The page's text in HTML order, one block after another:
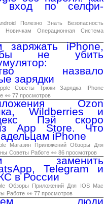
вход по селфи-
Полезно Знать
Безопасность
Новичкам Операционная
Система
заряжать iPhone,
не убить
назвало
зарядки
Советы Трюки Зарядка
IPhone
👀 77 просмотров
Ozon
Wildberries и
Пэй скоро
App Store. Что
iPhone
Магазин Приложений Обзоры
Для
Советы Работе 👀 86 просмотров
заменить
Telegram и
в России
Обзоры Приложений Для IOS
Mac
Работе 👀 77 просмотров
люди